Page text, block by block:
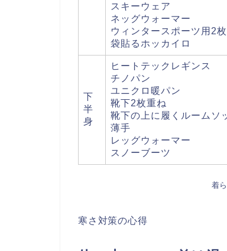
スキーウェア
ネッグウォーマー
ウィンタースポーツ用2
袋貼るホッカイロ
下
半
身
ヒートテックレギンス
チノパン
ユニクロ暖パン
靴下2枚重ね
靴下の上に履くルームソ
薄手
レッグウォーマー
スノーブーツ
着
寒さ対策の心得